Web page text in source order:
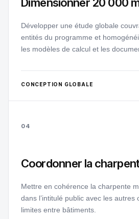
Développer une étude globale
entités du programme et
les modèles de calcul et les
CONCEPTION GLOBALE
04
Coordonner la
Mettre en cohérence la charpente
dans l’intitulé public avec les autres
limites entre bâtiments.